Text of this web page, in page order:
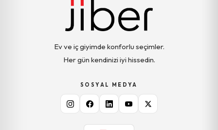
Ev ve iç giyimde konforlu seçimler.
Her gün kendinizi iyi hissedin.
SOSYAL MEDYA